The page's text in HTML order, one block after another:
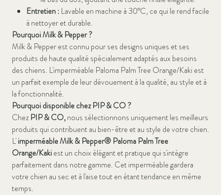
Entretien :Lavable en machine à 30°C, ce qui le rend facile
à nettoyer et durable.
Pourquoi Milk & Pepper ?
Milk & Pepper est connu pour ses designs uniques et ses
produits de haute qualité spécialement adaptés aux besoins
des chiens. L'imperméable Paloma Palm Tree Orange/Kaki est
un parfait exemple de leur dévouement à la qualité, au style et à
la fonctionnalité.
Pourquoi disponible chez PIP & CO ?
Chez PIP & CO,nous sélectionnons uniquement les meilleurs
produits qui contribuent au bien-être et au style de votre chien.
L'imperméable Milk & Pepper® Paloma Palm Tree
Orange/Kakiest un choix élégant et pratique qui s'intègre
parfaitement dans notre gamme. Cet imperméable gardera
votre chien au sec et à l'aise tout en étant tendance en même
temps.